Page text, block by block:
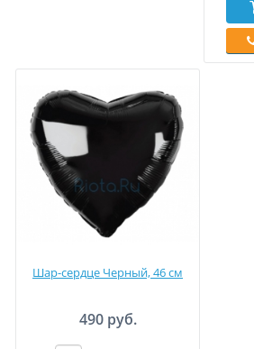
Шар-сердце Черный, 46 см
490 руб.